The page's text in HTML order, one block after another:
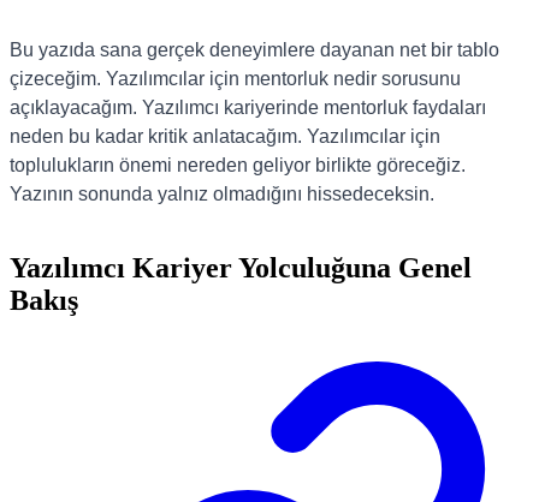
Bu yazıda sana gerçek deneyimlere dayanan net bir tablo
çizeceğim. Yazılımcılar için mentorluk nedir sorusunu
açıklayacağım. Yazılımcı kariyerinde mentorluk faydaları
neden bu kadar kritik anlatacağım. Yazılımcılar için
toplulukların önemi nereden geliyor birlikte göreceğiz.
Yazının sonunda yalnız olmadığını hissedeceksin.
Yazılımcı Kariyer Yolculuğuna Genel
Bakış